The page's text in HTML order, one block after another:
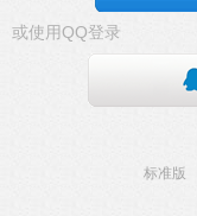
或使用QQ登录
标准版